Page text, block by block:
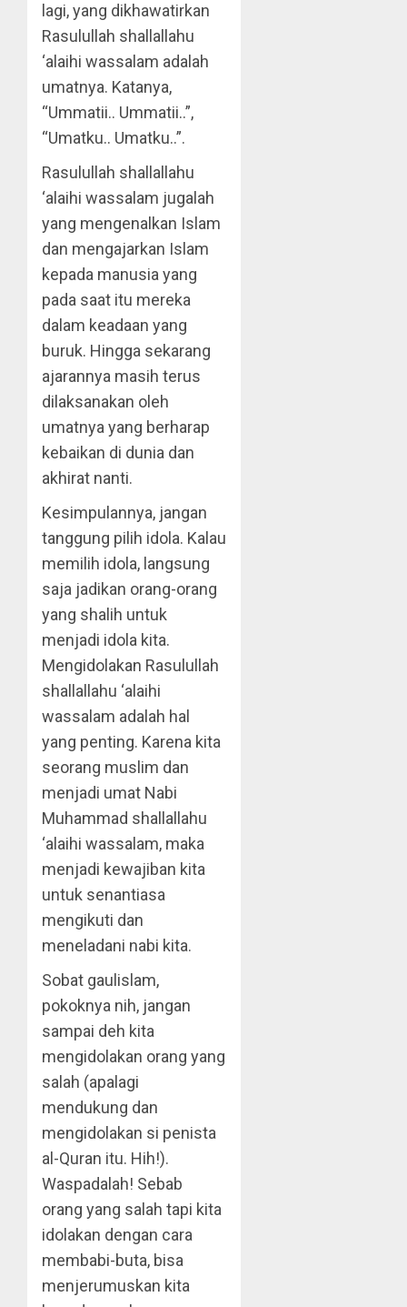
lagi, yang dikhawatirkan
Rasulullah shallallahu
‘alaihi wassalam adalah
umatnya. Katanya,
“Ummatii.. Ummatii..”,
“Umatku.. Umatku..”.
Rasulullah shallallahu
‘alaihi wassalam jugalah
yang mengenalkan Islam
dan mengajarkan Islam
kepada manusia yang
pada saat itu mereka
dalam keadaan yang
buruk. Hingga sekarang
ajarannya masih terus
dilaksanakan oleh
umatnya yang berharap
kebaikan di dunia dan
akhirat nanti.
Kesimpulannya, jangan
tanggung pilih idola. Kalau
memilih idola, langsung
saja jadikan orang-orang
yang shalih untuk
menjadi idola kita.
Mengidolakan Rasulullah
shallallahu ‘alaihi
wassalam adalah hal
yang penting. Karena kita
seorang muslim dan
menjadi umat Nabi
Muhammad shallallahu
‘alaihi wassalam, maka
menjadi kewajiban kita
untuk senantiasa
mengikuti dan
meneladani nabi kita.
Sobat gaulislam,
pokoknya nih, jangan
sampai deh kita
mengidolakan orang yang
salah (apalagi
mendukung dan
mengidolakan si penista
al-Quran itu. Hih!).
Waspadalah! Sebab
orang yang salah tapi kita
idolakan dengan cara
membabi-buta, bisa
menjerumuskan kita